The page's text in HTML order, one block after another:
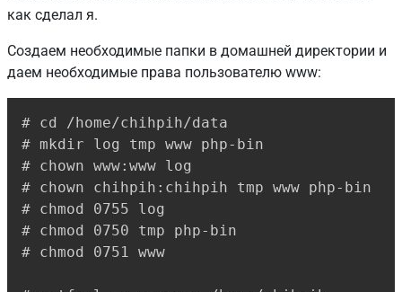
как сделал я.
Создаем необходимые папки в домашней директории и
даем необходимые права пользователю www:
# cd /home/chihpih/data
# mkdir log tmp www php-bin
# chown www:www log
# chown chihpih:chihpih tmp www php-bin
# chmod 0755 log
# chmod 0750 tmp php-bin
# chmod 0751 www